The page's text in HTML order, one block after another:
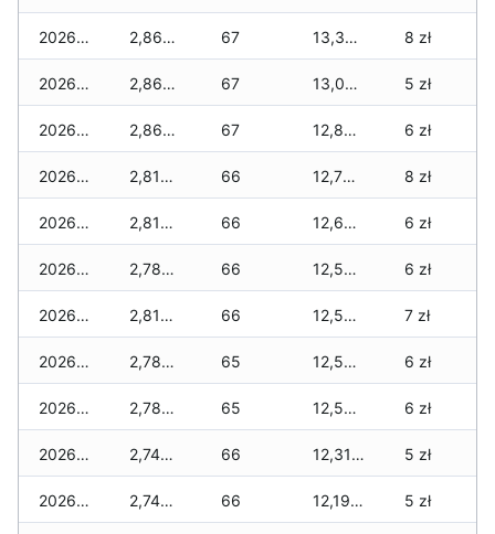
2026-02-12 2,860 zł 67 13,390 zł 8 zł
2026-02-11 2,860 zł 67 13,040 zł 5 zł
2026-02-10 2,860 zł 67 12,840 zł 6 zł
2026-02-09 2,810 zł 66 12,780 zł 8 zł
2026-02-08 2,810 zł 66 12,680 zł 6 zł
2026-02-07 2,785 zł 66 12,560 zł 6 zł
2026-02-06 2,810 zł 66 12,560 zł 7 zł
2026-02-05 2,785 zł 65 12,535 zł 6 zł
2026-02-04 2,785 zł 65 12,535 zł 6 zł
2026-02-03 2,745 zł 66 12,315 zł 5 zł
2026-02-02 2,745 zł 66 12,190 zł 5 zł